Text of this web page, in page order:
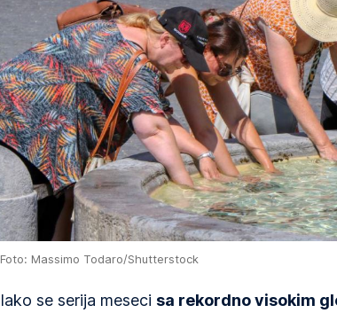
Foto: Massimo Todaro/Shutterstock
Iako se serija meseci sa rekordno visokim